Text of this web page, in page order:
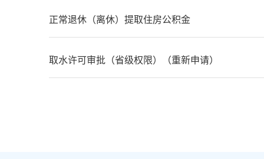
正常退休（离休）提取住房公积金
取水许可审批（省级权限）（重新申请）